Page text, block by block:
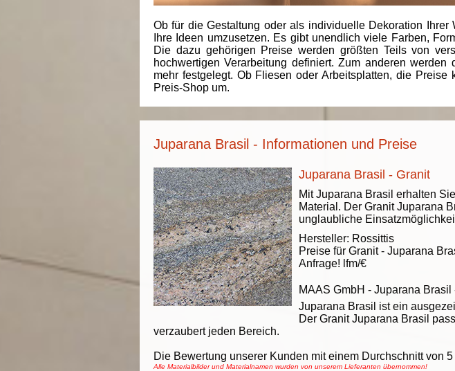
Ob für die Gestaltung oder als individuelle Dekoration
Ihre Ideen umzusetzen. Es gibt unendlich viele Farben,
Die dazu gehörigen Preise werden größten Teils von
hochwertigen Verarbeitung definiert. Zum anderen
mehr festgelegt. Ob Fliesen oder Arbeitsplatten, die
Preis-Shop um.
Juparana Brasil - Informationen und Preise
Juparana Brasil - Granit
Mit Juparana Brasil erhalten
Material. Der Granit Juparana
unglaubliche
Hersteller: Rossittis
Preise für Granit - Juparana
Anfrage! lfm/€
MAAS GmbH - Juparana Brasil
Juparana Brasil ist ein
Der Granit Juparana Brasil
verzaubert jeden Bereich.
Die Bewertung unserer Kunden mit einem Durchschnitt von 5
Alle Materialbilder und Materialnamen wurden von unserem Lieferanten übernommen!